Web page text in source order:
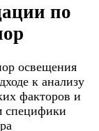
по
освещения
к анализу
факторов и
специфики